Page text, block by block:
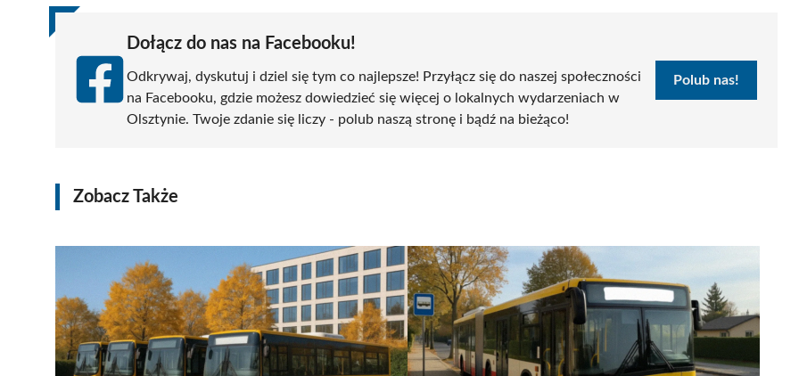
Dołącz do nas na Facebooku!
Odkrywaj, dyskutuj i dziel się tym co najlepsze! Przyłącz się do naszej społeczności
na Facebooku, gdzie możesz dowiedzieć się więcej o lokalnych wydarzeniach w
Olsztynie. Twoje zdanie się liczy - polub naszą stronę i bądź na bieżąco!
Polub nas!
Zobacz Także